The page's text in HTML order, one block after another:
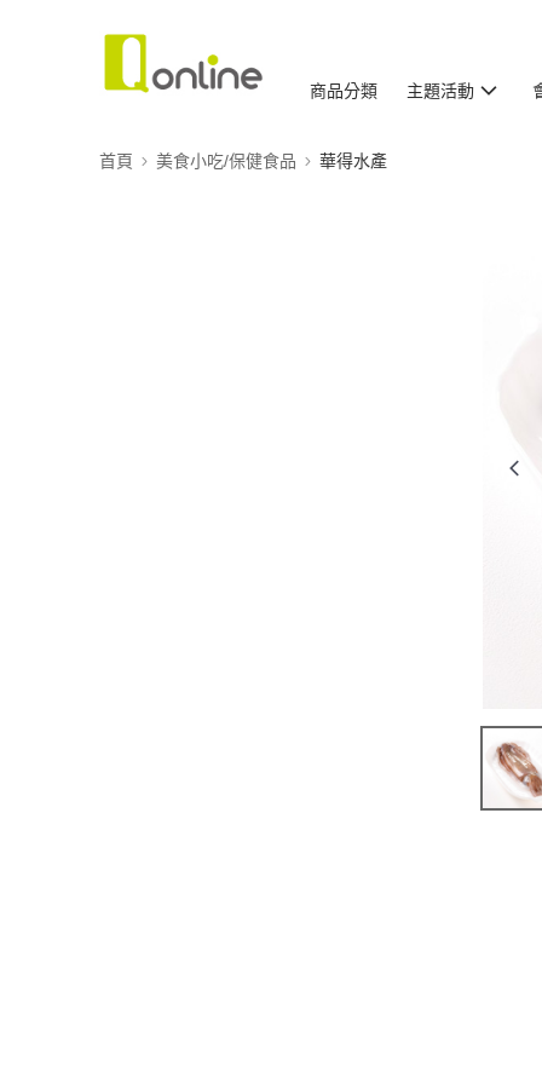
商品分類 主題活動
首頁 美食小吃/保健食品 華得水產